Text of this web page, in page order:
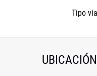
Tipo
UBICACIÓN